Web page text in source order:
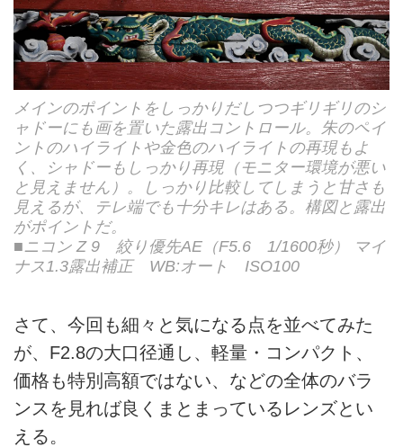
メインのポイントをしっかりだしつつギリギリのシ
ャドーにも画を置いた露出コントロール。朱のペイ
ントのハイライトや金色のハイライトの再現もよ
く、シャドーもしっかり再現（モニター環境が悪い
と見えません）。しっかり比較してしまうと甘さも
見えるが、テレ端でも十分キレはある。構図と露出
がポイントだ。
■ニコン Z 9 絞り優先AE（F5.6 1/1600秒） マイ
ナス1.3露出補正 WB:オート ISO100
さて、今回も細々と気になる点を並べてみた
が、F2.8の大口径通し、軽量・コンパクト、
価格も特別高額ではない、などの全体のバラ
ンスを見れば良くまとまっているレンズとい
える。